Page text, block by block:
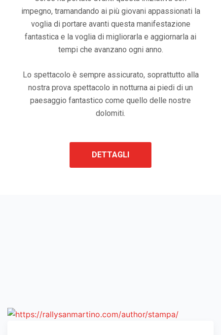
impegno, tramandando ai più giovani appassionati la
voglia di portare avanti questa manifestazione
fantastica e la voglia di migliorarla e aggiornarla ai
tempi che avanzano ogni anno.
Lo spettacolo è sempre assicurato, soprattutto alla
nostra prova spettacolo in notturna ai piedi di un
paesaggio fantastico come quello delle nostre
dolomiti.
DETTAGLI